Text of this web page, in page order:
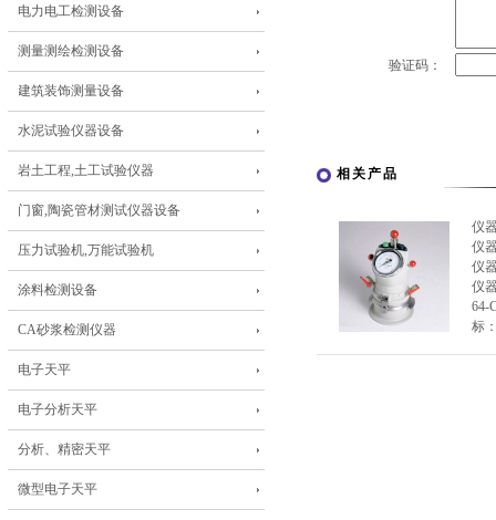
电力电工检测设备
测量测绘检测设备
建筑装饰测量设备
水泥试验仪器设备
岩土工程,土工试验仪器
门窗,陶瓷管材测试仪器设备
压力试验机,万能试验机
涂料检测设备
CA砂浆检测仪器
电子天平
电子分析天平
分析、精密天平
微型电子天平
验证码：
相关产品
仪
仪
仪
仪
64-
标